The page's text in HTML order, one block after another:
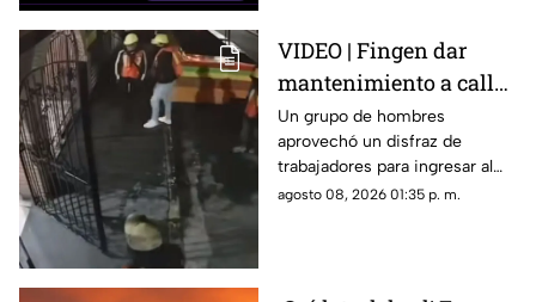
VIDEO | Fingen dar
mantenimiento a calle
para cometer
millonario robo en
restaurante
Un grupo de hombres
aprovechó un disfraz de
trabajadores para ingresar al
negocio.
agosto 08, 2026 01:35 p. m.